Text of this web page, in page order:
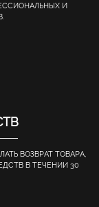
И
ВОЗВРАТ ТОВАРА,
В ТЕЧЕНИИ 30